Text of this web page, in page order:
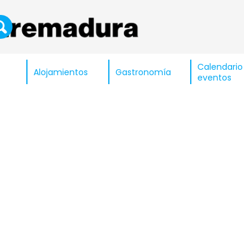
Alojamientos Gastronomía
eventos